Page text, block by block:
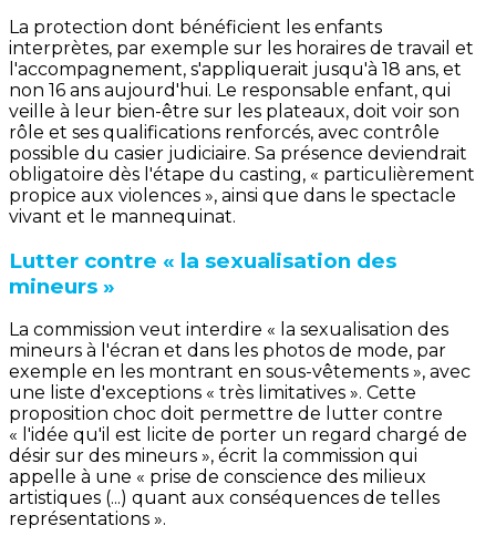
La protection dont bénéficient les enfants
interprètes, par exemple sur les horaires de travail et
l'accompagnement, s'appliquerait jusqu'à 18 ans, et
non 16 ans aujourd'hui. Le responsable enfant, qui
veille à leur bien-être sur les plateaux, doit voir son
rôle et ses qualifications renforcés, avec contrôle
possible du casier judiciaire. Sa présence deviendrait
obligatoire dès l'étape du casting, « particulièrement
propice aux violences », ainsi que dans le spectacle
vivant et le mannequinat.
Lutter contre « la sexualisation des
mineurs »
La commission veut interdire « la sexualisation des
mineurs à l'écran et dans les photos de mode, par
exemple en les montrant en sous-vêtements », avec
une liste d'exceptions « très limitatives ». Cette
proposition choc doit permettre de lutter contre
« l'idée qu'il est licite de porter un regard chargé de
désir sur des mineurs », écrit la commission qui
appelle à une « prise de conscience des milieux
artistiques (...) quant aux conséquences de telles
représentations ».